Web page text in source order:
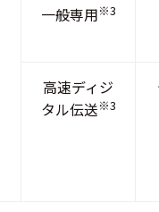
一般専用※3
高速ディジ
タル伝送※3